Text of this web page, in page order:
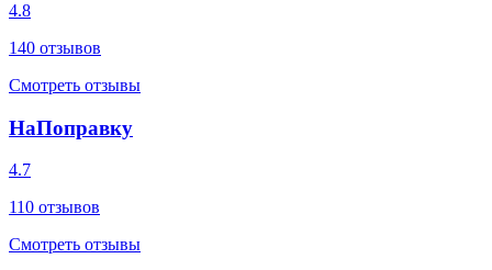
4.8
140 отзывов
Смотреть отзывы
НаПоправку
4.7
110 отзывов
Смотреть отзывы